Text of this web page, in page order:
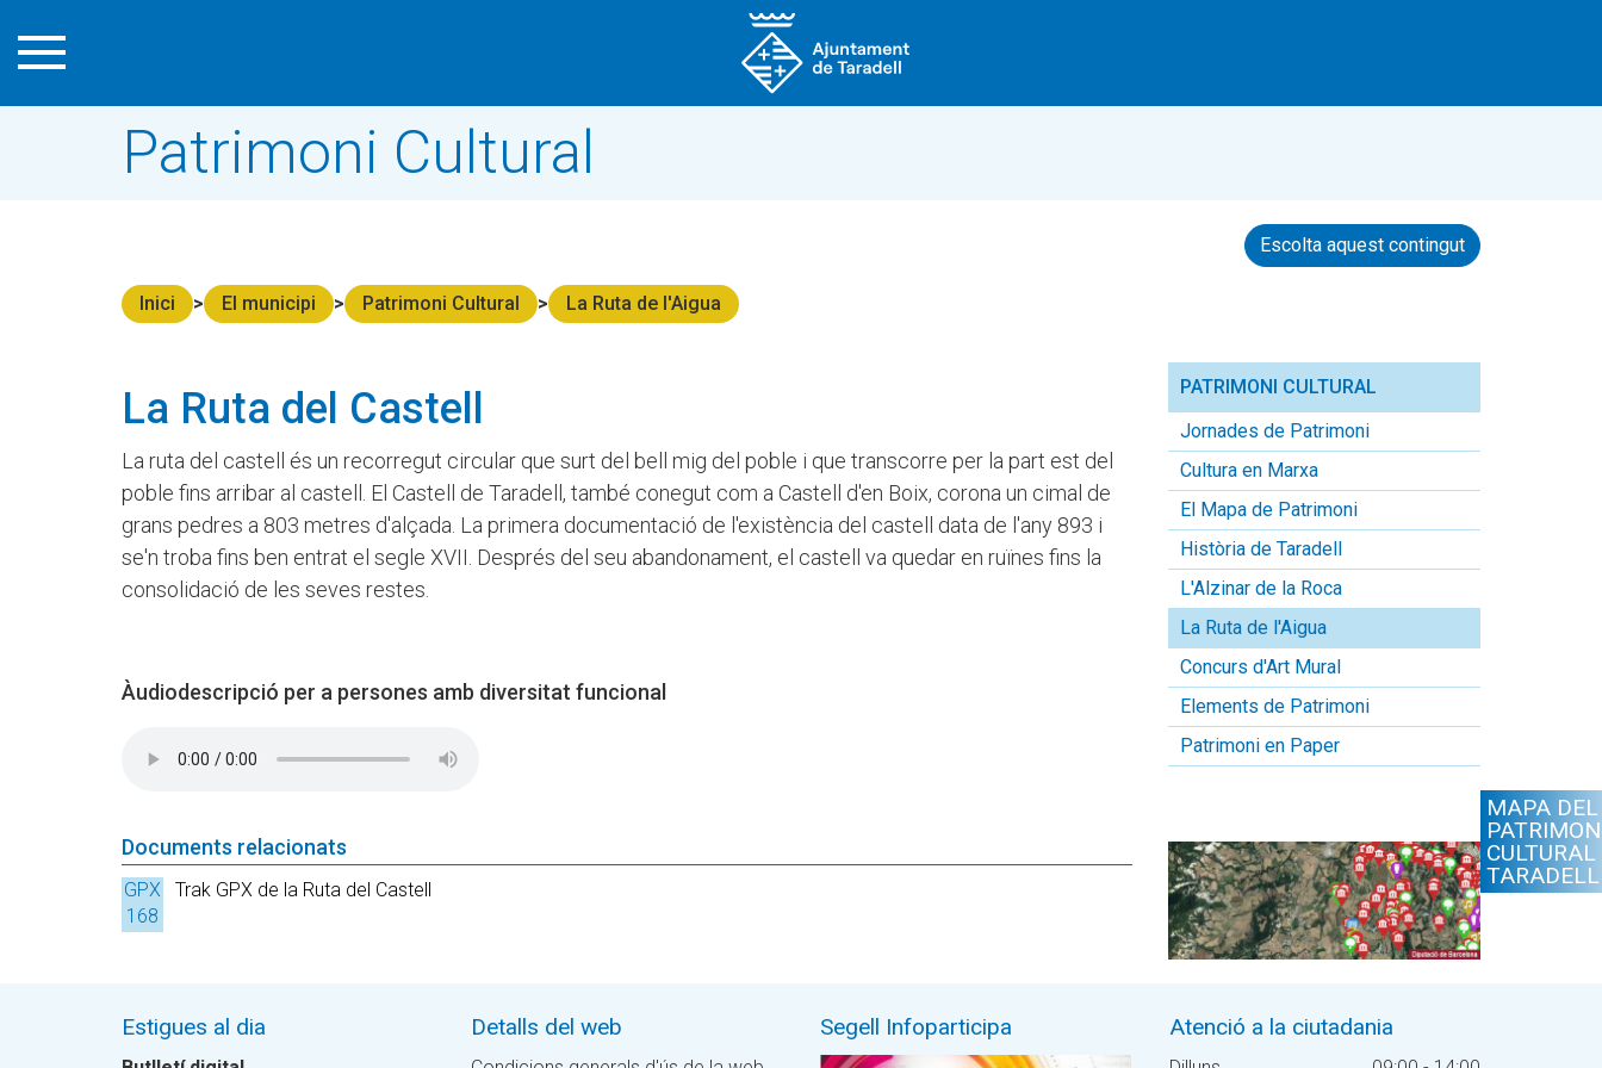
Patrimoni Cultural
Escolta aquest contingut
Inici El municipi Patrimoni Cultural La Ruta de l'Aigua
La Ruta del Castell
La ruta del castell és un recorregut circular que surt del bell mig del poble i que transcorre per la part est del
poble fins arribar al castell. El Castell de Taradell, també conegut com a Castell d'en Boix, corona un cimal de
grans pedres a 803 metres d'alçada. La primera documentació de l'existència del castell data de l'any 893 i
se'n troba fins ben entrat el segle XVII. Després del seu abandonament, el castell va quedar en ruïnes fins la
consolidació de les seves restes.
Àudiodescripció per a persones amb diversitat funcional
Documents relacionats
GPX
168
Trak GPX de la Ruta del Castell
PATRIMONI CULTURAL
Jornades de Patrimoni
Cultura en Marxa
El Mapa de Patrimoni
Història de Taradell
L'Alzinar de la Roca
La Ruta de l'Aigua
Concurs d'Art Mural
Elements de Patrimoni
Patrimoni en Paper
MAPA DEL
CULTURAL
TARADELL
Estigues al dia Detalls del web Segell Infoparticipa Atenció a la ciutadania